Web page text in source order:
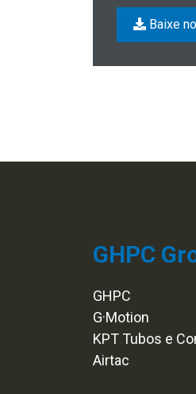
Baixe
GHPC
GHPC
G·Motion
KPT Tubos e
Airtac